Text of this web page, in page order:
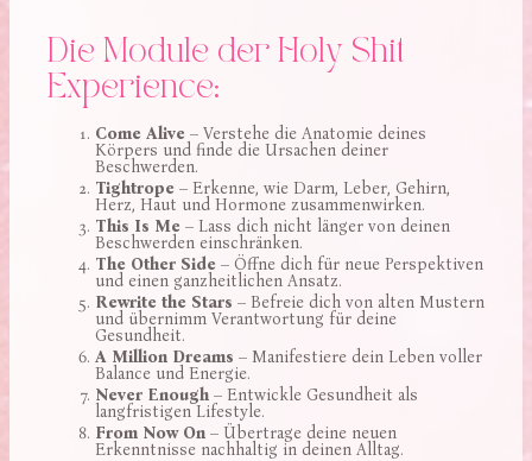
Die Module der Holy Shit
Experience:
Come Alive – Verstehe die Anatomie deines
Körpers und finde die Ursachen deiner
Beschwerden.
Tightrope – Erkenne, wie Darm, Leber, Gehirn,
Herz, Haut und Hormone zusammenwirken.
This Is Me – Lass dich nicht länger von deinen
Beschwerden einschränken.
The Other Side – Öffne dich für neue Perspektiven
und einen ganzheitlichen Ansatz.
Rewrite the Stars – Befreie dich von alten Mustern
und übernimm Verantwortung für deine
Gesundheit.
A Million Dreams – Manifestiere dein Leben voller
Balance und Energie.
Never Enough – Entwickle Gesundheit als
langfristigen Lifestyle.
From Now On – Übertrage deine neuen
Erkenntnisse nachhaltig in deinen Alltag.